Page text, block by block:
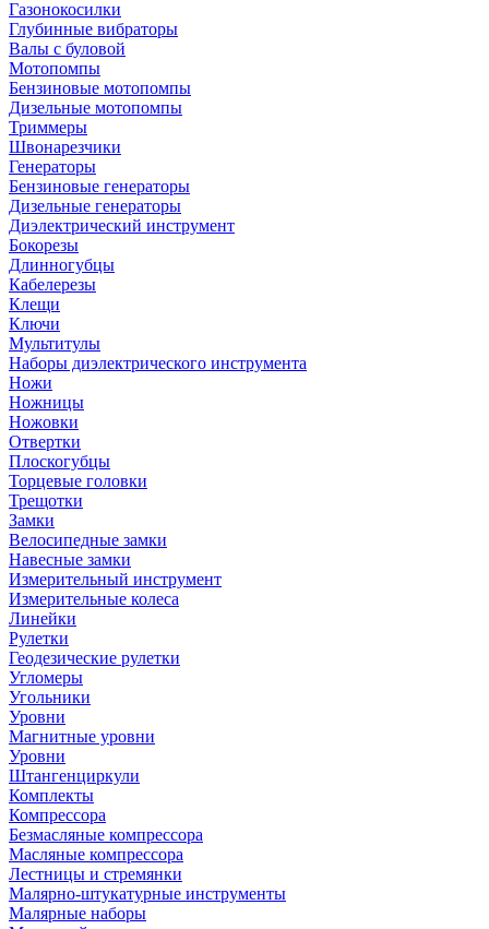
Газонокосилки
Глубинные вибраторы
Валы с буловой
Мотопомпы
Бензиновые мотопомпы
Дизельные мотопомпы
Триммеры
Швонарезчики
Генераторы
Бензиновые генераторы
Дизельные генераторы
Диэлектрический инструмент
Бокорезы
Длинногубцы
Кабелерезы
Клещи
Ключи
Мультитулы
Наборы диэлектрического инструмента
Ножи
Ножницы
Ножовки
Отвертки
Плоскогубцы
Торцевые головки
Трещотки
Замки
Велосипедные замки
Навесные замки
Измерительный инструмент
Измерительные колеса
Линейки
Рулетки
Геодезические рулетки
Угломеры
Угольники
Уровни
Магнитные уровни
Уровни
Штангенциркули
Комплекты
Компрессора
Безмасляные компрессора
Масляные компрессора
Лестницы и стремянки
Малярно-штукатурные инструменты
Малярные наборы